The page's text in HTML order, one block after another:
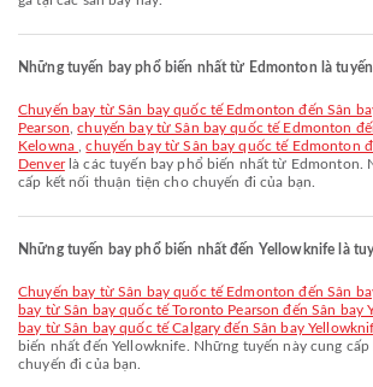
Những tuyến bay phổ biến nhất từ Edmonton là
chuyến bay từ Sân bay quốc tế Edmonton đến Sân bay quốc tế Toronto
Pearson ,chuyến bay từ Sân bay quốc tế Edmonton
Kelowna
,chuyến bay từ Sân bay quốc tế Edmonton
Denverlà các tuyến bay phổ biến nhất từ Edmonton.
cấp kết nối thuận tiện cho chuyến đi của bạn.
Những tuyến bay phổ biến nhất đến Yellowknife là
chuyến bay từ Sân bay quốc tế Edmonton đến Sân
bay từ Sân bay quốc tế Toronto Pearson đến Sân bay
bay từ Sân bay quốc tế Calgary đến Sân bay
biến nhất đến Yellowknife. Những tuyến này cung
chuyến đi của bạn.